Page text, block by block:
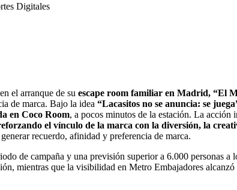
Digitales
en el arranque de su escape room familiar en Madrid, “El
de marca. Bajo la idea “Lacasitos no se anuncia: se
en Coco Room, a pocos minutos de la estación. La acción
el vínculo de la marca con la diversión, la
recuerdo, afinidad y preferencia de marca.
de campaña y una previsión superior a 6.000
mientras que la visibilidad en Metro Embajadores